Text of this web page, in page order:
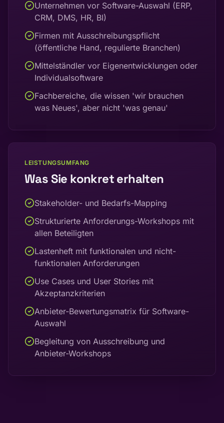
Unternehmen vor Software-Auswahl (ERP,
CRM, DMS, HR, BI)
Firmen mit Ausschreibungspflicht
(öffentliche Hand, regulierte Branchen)
Mittelständler vor Eigenentwicklungen oder
Individualsoftware
Fachbereiche, die wissen 'wir brauchen
was Neues', aber nicht 'was genau'
LEISTUNGSUMFANG
Was Sie konkret erhalten
Stakeholder- und Bedarfs-Mapping
Strukturierte Anforderungs-Workshops mit
allen Beteiligten
Lastenheft mit funktionalen und nicht-
funktionalen Anforderungen
Use Cases und User Stories mit
Akzeptanzkriterien
Anbieter-Bewertungsmatrix für Software-
Auswahl
Begleitung von Ausschreibung und
Anbieter-Workshops